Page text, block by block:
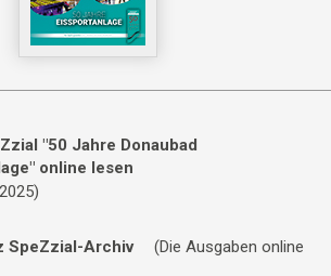
"50 Jahre Donaubad
online lesen
SpeZzial-Archiv
(Die Ausgaben online